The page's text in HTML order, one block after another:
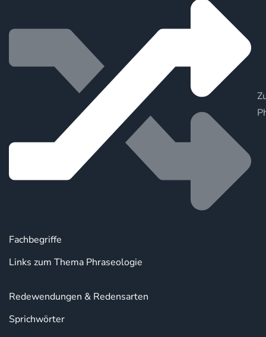
Fachbegriffe
Links zum Thema Phraseologie
Redewendungen & Redensarten
Sprichwörter